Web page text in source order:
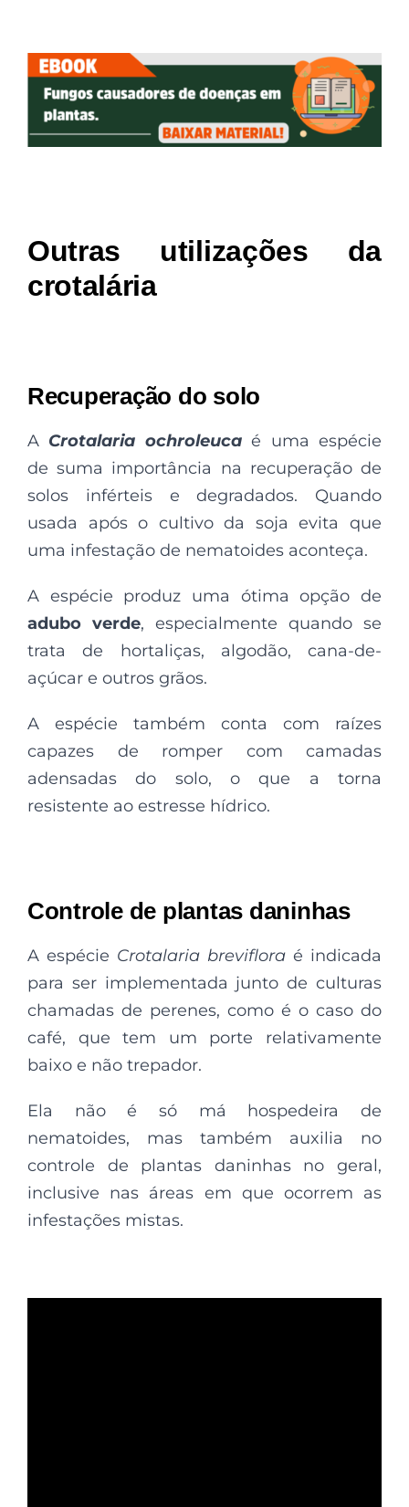
Outras utilizações da
crotalária
Recuperação do solo
A Crotalaria ochroleucaé uma espécie
de suma importância na recuperação de
solos inférteis e degradados. Quando
usada após o cultivo da soja evita que
uma infestação de nematoides aconteça.
A espécie produz uma ótima opção de
adubo verde, especialmente quando se
trata de hortaliças, algodão, cana-de-
açúcar e outros grãos.
A espécie também conta com raízes
capazes de romper com camadas
adensadas do solo, o que a torna
resistente ao estresse hídrico.
Controle de plantas daninhas
A espécie Crotalaria breviflora é indicada
para ser implementada junto de culturas
chamadas de perenes, como é o caso do
café, que tem um porte relativamente
baixo e não trepador.
Ela não é só má hospedeira de
nematoides, mas também auxilia no
controle de plantas daninhas no geral,
inclusive nas áreas em que ocorrem as
infestações mistas.